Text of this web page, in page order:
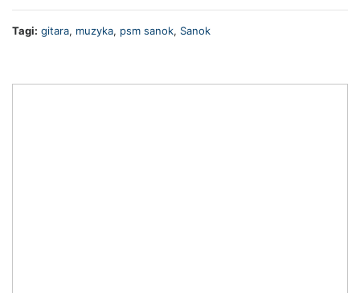
Tagi: gitara, muzyka, psm sanok, Sanok